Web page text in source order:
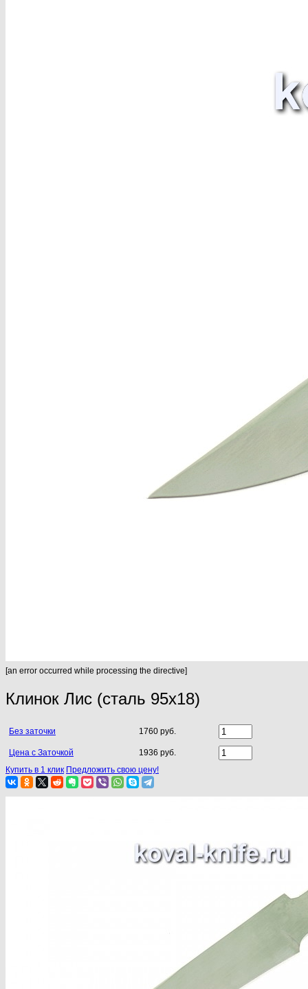
[an error occurred while processing the directive]
Клинок Лис (сталь 95х18)
Без заточки 1760 руб.
Цена с Заточкой
1936 руб.
Купить в 1 клик Предложить свою цену!